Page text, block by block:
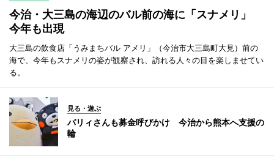
今治・大三島の海辺のバル前の海に「スナメリ」
今年も出現
大三島の飲食店「うみまちバル アメリ」（今治市大三島町大見）前の
海で、今年もスナメリの姿が観察され、訪れる人々の目を楽しませてい
る。
見る・遊ぶ
バリィさんも募金呼びかけ 今治から熊本へ支援の
輪